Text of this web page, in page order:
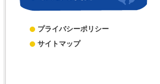
カ
プライバシーポリシー
サイトマップ